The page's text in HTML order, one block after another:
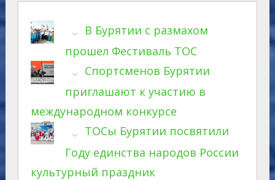
В Бурятии с размахом
прошел Фестиваль ТОС
Спортсменов Бурятии
приглашают к участию в
международном конкурсе
ТОСы Бурятии посвятили
Году единства народов России
культурный праздник